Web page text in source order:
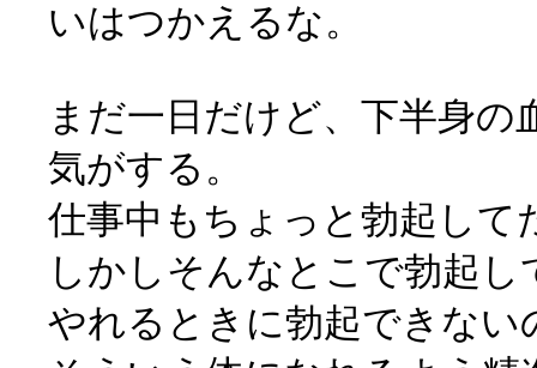
いはつかえるな。
まだ一日だけど、下半身
気がする。
仕事中もちょっと勃起して
しかしそんなとこで勃起
やれるときに勃起できない